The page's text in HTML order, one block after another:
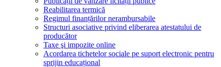
Reabilitarea termică
Regimul finanțărilor nerambursabile
Structuri asociative privind eliberarea atestatului de
producător
Taxe şi impozite online
Acordarea tichetelor sociale pe suport electronic pentru
sprijin educațional